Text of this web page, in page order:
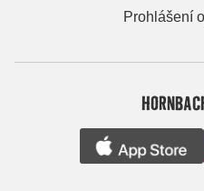
Prohlášení